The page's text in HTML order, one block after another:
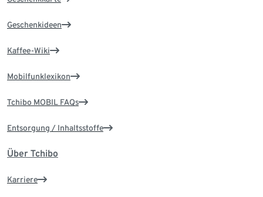
Geschenkideen
Kaffee-Wiki
Mobilfunklexikon
Tchibo MOBIL FAQs
Entsorgung / Inhaltsstoffe
Über Tchibo
Karriere